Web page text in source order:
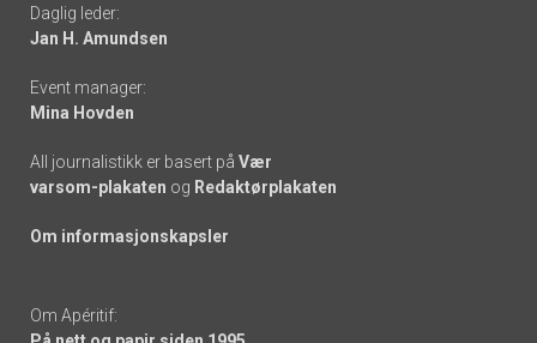
links
Daglig leder:
Jan H. Amundsen
Event manager:
Mina Hovden
All journalistikk er basert på Vær
varsom-plakaten og Redaktørplakaten
Om informasjonskapsler
Om Apéritif: